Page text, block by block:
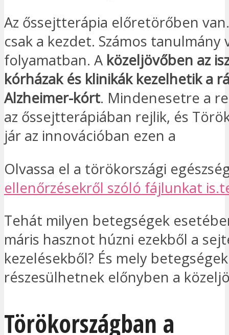
Az őssejtterápia előretörőben
csak a kezdet. Számos tanulmány
folyamatban. A közeljövőben az
kórházak és klinikák kezelhetik a
Alzheimer-kórt. Mindenesetre a
az őssejtterápiában rejlik, és
jár az innovációban ezen a
Olvassa el a törökországi
ellenőrzésekről szóló fájlunkat
Tehát milyen betegségek
máris hasznot húzni ezekből a
kezelésekből? És mely betegségek
részesülhetnek előnyben a
Törökországban a